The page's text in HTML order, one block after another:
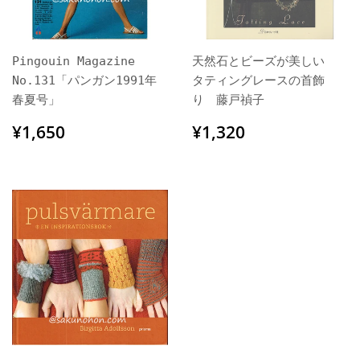
Pingouin Magazine
No.131「パンガン1991年
春夏号」
通
常
格
¥1,650
天然石とビーズが美しい
タティングレースの首飾
り 藤戸禎子
通
常
¥1,320